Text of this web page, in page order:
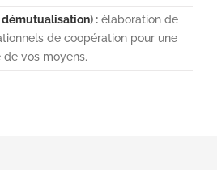
démutualisation) :élaboration de
de coopération pour une
vos moyens.